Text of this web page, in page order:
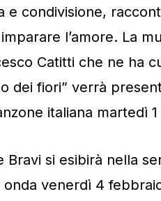
e condivisione,
l’amore. La
Catitti che ne ha
dei fiori” verrà
italiana martedì
Bravi si esibirà nella
onda venerdì 4